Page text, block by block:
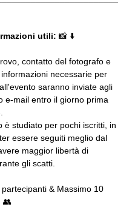
utili: 📸 ⬇️
contatto del fotografo e
necessarie per
saranno inviate agli
e-mail entro il giorno prima
è studiato per pochi iscritti, in
essere seguiti meglio dal
maggior libertà di
gli scatti.
& Massimo 10
👥